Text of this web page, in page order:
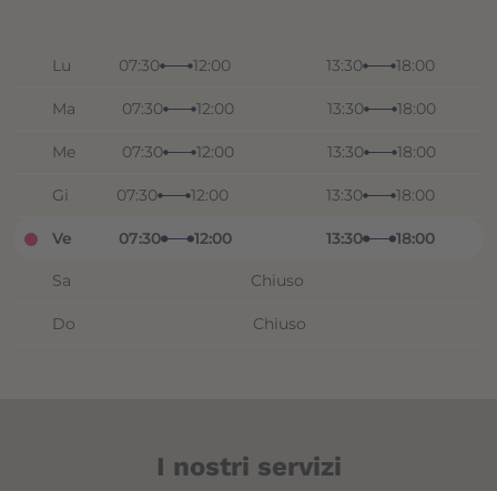
Lu 07:30 12:00 13:30 18:00
Ma 07:30 12:00 13:30 18:00
Me 07:30 12:00 13:30 18:00
Gi 07:30 12:00 13:30 18:00
Ve 07:30 12:00 13:30 18:00
Sa Chiuso
Do Chiuso
I nostri servizi